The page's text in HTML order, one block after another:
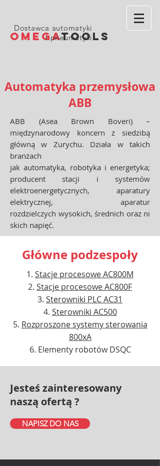
OMEGATOOLS
Dostawca automatyki
i pneumatyki
Automatyka przemysłowa
ABB
ABB (Asea Brown Boveri) –
międzynarodowy koncern z siedzibą
główną w Zurychu. Działa w takich
branżach
jak automatyka, robotyka i energetyka;
producent stacji i systemów
elektroenergetycznych, aparatury
elektrycznej, aparatur
rozdzielczych wysokich, średnich oraz ni
skich napięć.
Główne podzespoły
Stacje procesowe AC800M
Stacje procesowe AC800F
Sterowniki PLC AC31
Sterowniki AC500
Rozproszone systemy sterowania
800xA
Elementy robotów DSQC
Jesteś zainteresowany
naszą ofertą ?
NAPISZ DO NAS